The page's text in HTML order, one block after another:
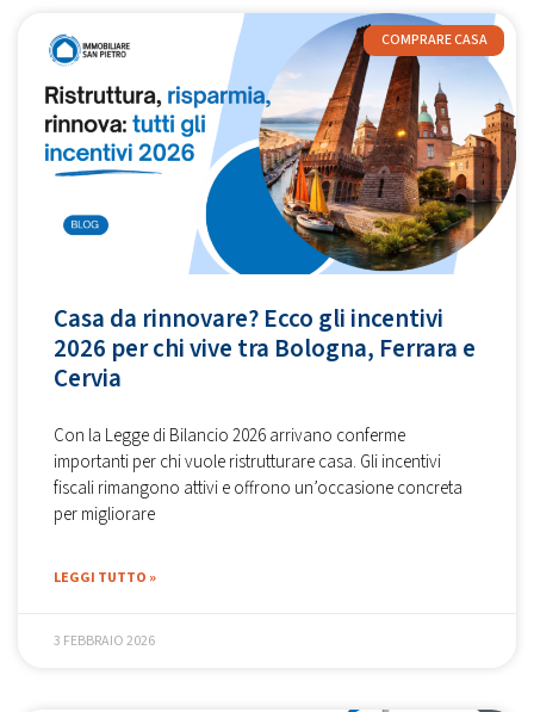
COMPRARE CASA
Casa da rinnovare? Ecco gli incentivi
2026 per chi vive tra Bologna, Ferrara e
Cervia
Con la Legge di Bilancio 2026 arrivano conferme
importanti per chi vuole ristrutturare casa. Gli incentivi
fiscali rimangono attivi e offrono un’occasione concreta
per migliorare
LEGGI TUTTO »
3 FEBBRAIO 2026